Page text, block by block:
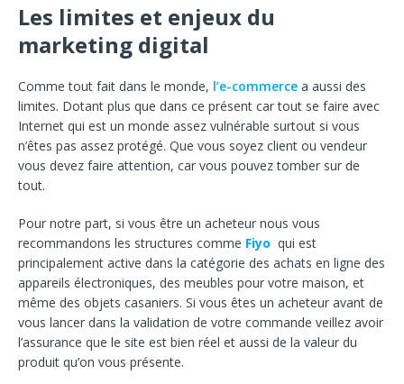
Les limites et enjeux du
marketing digital
Comme tout fait dans le monde, l’e-commerce a aussi des
limites. Dotant plus que dans ce présent car tout se faire avec
Internet qui est un monde assez vulnérable surtout si vous
n’êtes pas assez protégé. Que vous soyez client ou vendeur
vous devez faire attention, car vous pouvez tomber sur de
tout.
Pour notre part, si vous être un acheteur nous vous
recommandons les structures comme Fiyo qui est
principalement active dans la catégorie des achats en ligne des
appareils électroniques, des meubles pour votre maison, et
même des objets casaniers. Si vous êtes un acheteur avant de
vous lancer dans la validation de votre commande veillez avoir
l’assurance que le site est bien réel et aussi de la valeur du
produit qu’on vous présente.